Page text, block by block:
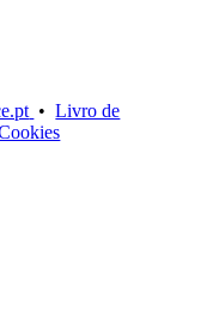
•Livro de